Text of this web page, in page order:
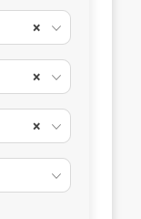
×
×
×